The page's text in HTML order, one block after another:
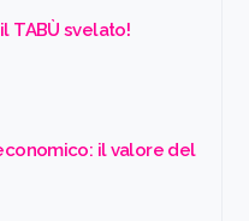
TABÙ svelato!
il valore del